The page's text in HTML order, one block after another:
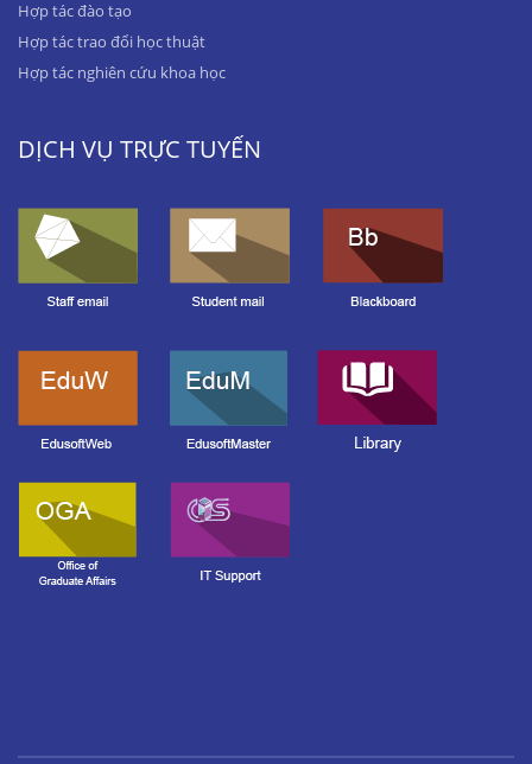
Hợp tác đào tạo
Hợp tác trao đổi học thuật
Hợp tác nghiên cứu khoa học
DỊCH VỤ TRỰC TUYẾN